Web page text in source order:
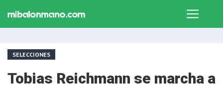
SELECCIONES
Tobias Reichmann se marcha a